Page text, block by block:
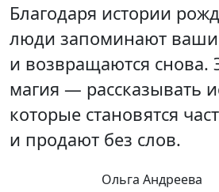
Благодаря истории
люди запоминают ваши
и возвращаются снова.
магия — рассказывать
которые становятся
и продают без слов.
Ольга Андреева